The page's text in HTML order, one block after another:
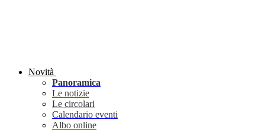
Novità
Panoramica
Le notizie
Le circolari
Calendario eventi
Albo online